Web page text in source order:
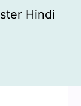
Hindi